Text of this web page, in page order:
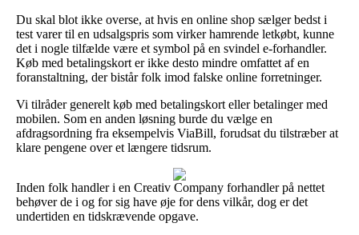
Du skal blot ikke overse, at hvis en online shop sælger bedst i
test varer til en udsalgspris som virker hamrende letkøbt, kunne
det i nogle tilfælde være et symbol på en svindel e-forhandler.
Køb med betalingskort er ikke desto mindre omfattet af en
foranstaltning, der bistår folk imod falske online forretninger.
Vi tilråder generelt køb med betalingskort eller betalinger med
mobilen. Som en anden løsning burde du vælge en
afdragsordning fra eksempelvis ViaBill, forudsat du tilstræber at
klare pengene over et længere tidsrum.
Inden folk handler i en Creativ Company forhandler på nettet
behøver de i og for sig have øje for dens vilkår, dog er det
undertiden en tidskrævende opgave.